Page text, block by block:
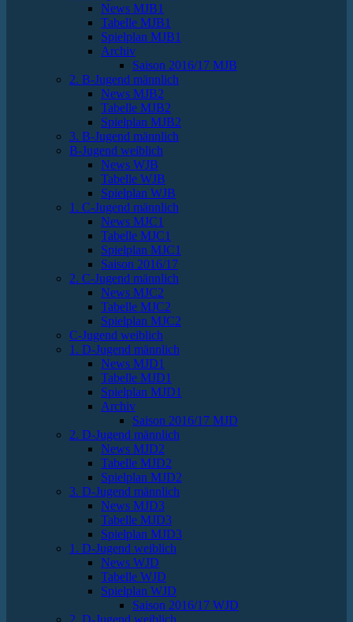
News MJB1
Tabelle MJB1
Spielplan MJB1
Archiv
Saison 2016/17 MJB
2. B-Jugend männlich
News MJB2
Tabelle MJB2
Spielplan MJB2
3. B-Jugend männlich
B-Jugend weiblich
News WJB
Tabelle WJB
Spielplan WJB
1. C-Jugend männlich
News MJC1
Tabelle MJC1
Spielplan MJC1
Saison 2016/17
2. C-Jugend männlich
News MJC2
Tabelle MJC2
Spielplan MJC2
C-Jugend weiblich
1. D-Jugend männlich
News MJD1
Tabelle MJD1
Spielplan MJD1
Archiv
Saison 2016/17 MJD
2. D-Jugend männlich
News MJD2
Tabelle MJD2
Spielplan MJD2
3. D-Jugend männlich
News MJD3
Tabelle MJD3
Spielplan MJD3
1. D-Jugend weiblich
News WJD
Tabelle WJD
Spielplan WJD
Saison 2016/17 WJD
2. D-Jugend weiblich